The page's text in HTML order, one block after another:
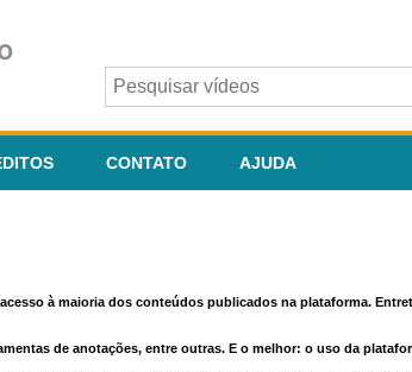
CONTATO AJUDA
à maioria dos conteúdos publicados na plataforma.
de anotações, entre outras. E o melhor: o uso da